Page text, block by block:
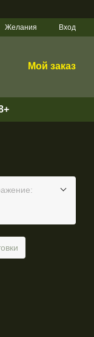
Желания Вход
Мой заказ